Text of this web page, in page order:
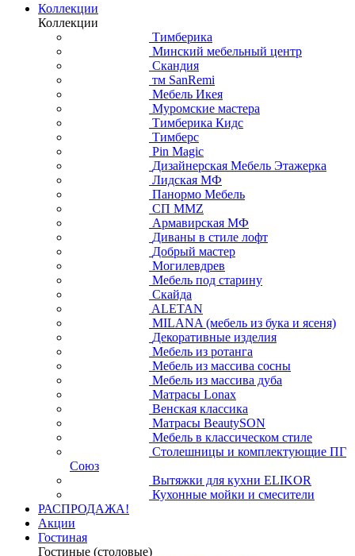
Коллекции
Коллекции
Тимберика
Минский мебельный центр
Скандия
тм SanRemi
Мебель Икея
Муромские мастера
Тимберика Кидс
Тимберс
Pin Magic
Дизайнерская Мебель Этажерка
Лидская МФ
Панормо Мебель
СП ММZ
Армавирская МФ
Диваны в стиле лофт
Добрый мастер
Могилевдрев
Мебель под старину
Скайда
ALETAN
MILANA (мебель из бука и ясеня)
Декоративные изделия
Мебель из ротанга
Мебель из массива сосны
Мебель из массива дуба
Матрасы Lonax
Венская классика
Матрасы BeautySON
Мебель в классическом стиле
Столешницы и комплектующие ПГ
Союз
Вытяжки для кухни ELIKOR
Кухонные мойки и смесители
РАСПРОДАЖА!
Акции
Гостиная
Гостиные (столовые)